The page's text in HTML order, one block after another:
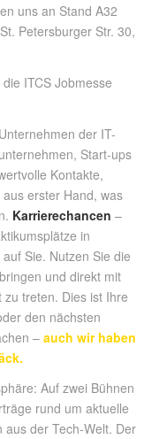
uns an Stand A32
Petersburger Str. 30,
ITCS Jobmesse
der IT-
Start-ups
Kontakte,
erster Hand, was
Karrierechancen –
in
Sie. Nutzen Sie die
und direkt mit
treten. Dies ist Ihre
den nächsten
– auch wir haben
Auf zwei Bühnen
rund um aktuelle
aus der Tech-Welt. Der